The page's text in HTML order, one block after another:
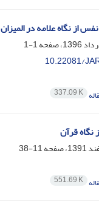
از نگاه علامه در المیزان
1-1
10.22081/
337.09 K
نگاه قرآن
11-38
551.69 K